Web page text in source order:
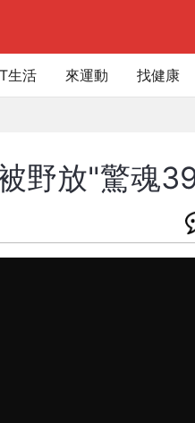
生活 來運動 找健康
野放"驚魂